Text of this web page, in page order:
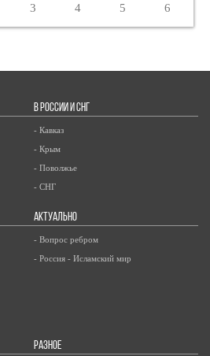
3 4 5 6
В РОССИИ И СНГ
- Кавказ
- Крым
- Поволжье
- СНГ
АКТУАЛЬНО
- Вопрос ребром
- Россия - Исламский мир
РАЗНОЕ